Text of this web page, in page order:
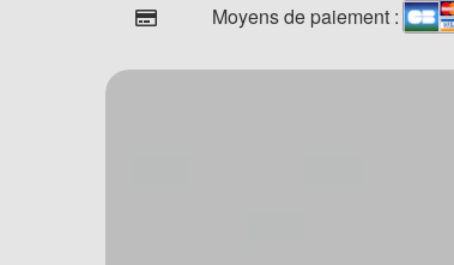
Moyens de paiement :